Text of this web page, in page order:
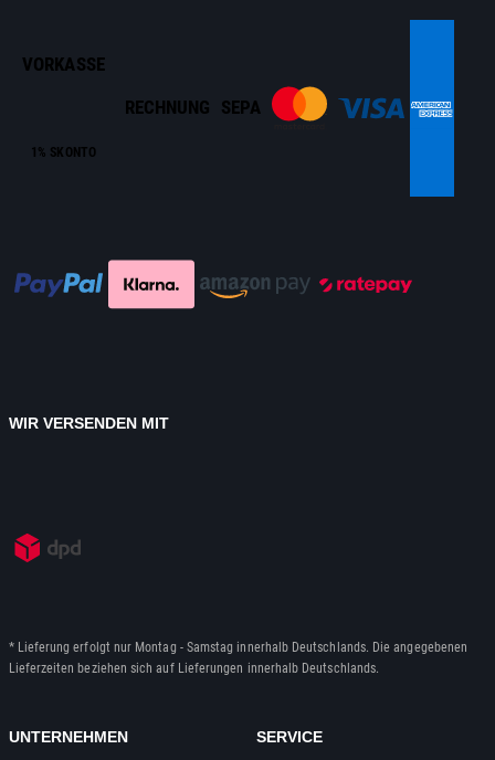
VORKASSE
1% SKONTO
RECHNUNG SEPA
WIR VERSENDEN MIT
* Lieferung erfolgt nur Montag - Samstag innerhalb Deutschlands. Die angegebenen
Lieferzeiten beziehen sich auf Lieferungen innerhalb Deutschlands.
UNTERNEHMEN SERVICE